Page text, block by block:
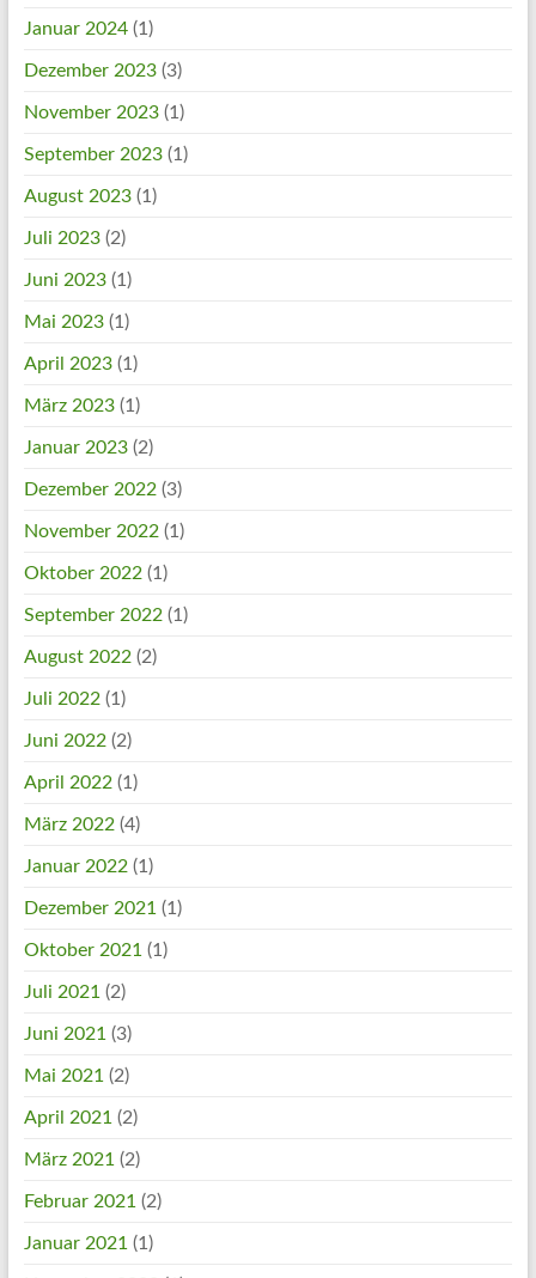
Januar 2024(1)
Dezember 2023(3)
November 2023(1)
September 2023(1)
August 2023(1)
Juli 2023(2)
Juni 2023(1)
Mai 2023(1)
April 2023(1)
März 2023(1)
Januar 2023(2)
Dezember 2022(3)
November 2022(1)
Oktober 2022(1)
September 2022(1)
August 2022(2)
Juli 2022(1)
Juni 2022(2)
April 2022(1)
März 2022(4)
Januar 2022(1)
Dezember 2021 (1)
Oktober 2021 (1)
Juli 2021 (2)
Juni 2021 (3)
Mai 2021 (2)
April 2021 (2)
März 2021 (2)
Februar 2021 (2)
Januar 2021 (1)